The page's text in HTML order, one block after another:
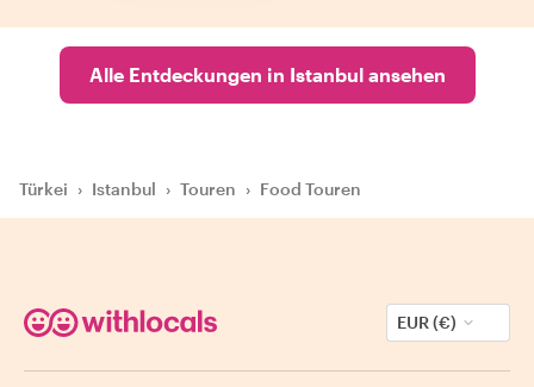
Alle Entdeckungen in Istanbul ansehen
Türkei › Istanbul › Touren › Food Touren
EUR (€)